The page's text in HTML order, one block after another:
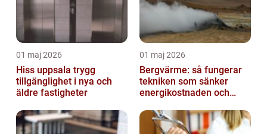
01 maj 2026
Hiss uppsala trygg
tillgänglighet i nya och
äldre fastigheter
01 maj 2026
Bergvärme: så fungerar
tekniken som sänker
energikostnaden och